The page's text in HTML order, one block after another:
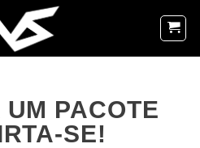
PACOTE
SE!